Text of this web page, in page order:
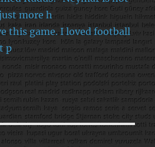
more h
this game. I loved football
p